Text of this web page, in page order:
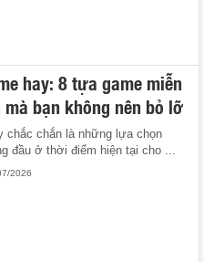
hay: 8 tựa game miễn
bạn không nên bỏ lỡ
chắc chắn là những lựa chọn
đầu ở thời điểm hiện tại cho ...
2026